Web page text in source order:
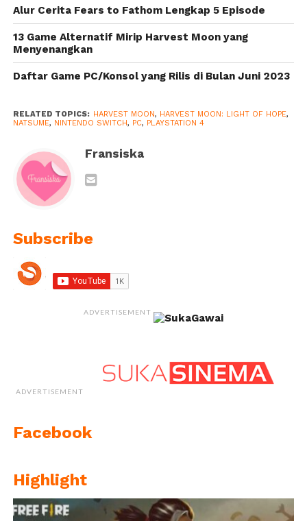
Alur Cerita Fears to Fathom Lengkap 5 Episode
13 Game Alternatif Mirip Harvest Moon yang
Menyenangkan
Daftar Game PC/Konsol yang Rilis di Bulan Juni 2023
RELATED TOPICS: HARVEST MOON, HARVEST MOON: LIGHT OF HOPE,
NATSUME, NINTENDO SWITCH, PC, PLAYSTATION 4
Fransiska
Subscribe
ADVERTISEMENT
ADVERTISEMENT
Facebook
Highlight